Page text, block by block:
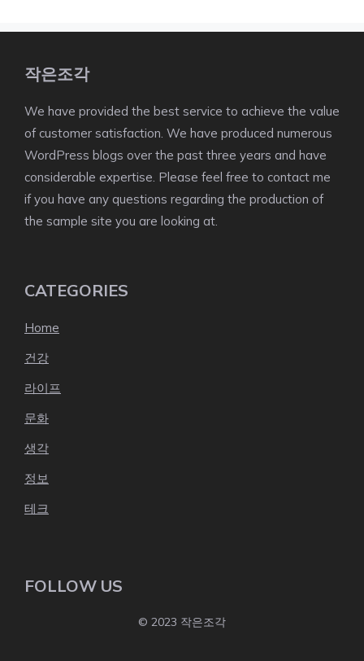
작은조각
We have provided the best service to achieve the value
of customer satisfaction. We have produced numerous
WordPress blogs over the past three years and have
considerable expertise. Please feel free to contact me
if you have any questions regarding the production of
the sample site you are looking at.
CATEGORIES
Home
건강
라이프
문화
생각
정보
테크
FOLLOW US
© 2023 작은조각